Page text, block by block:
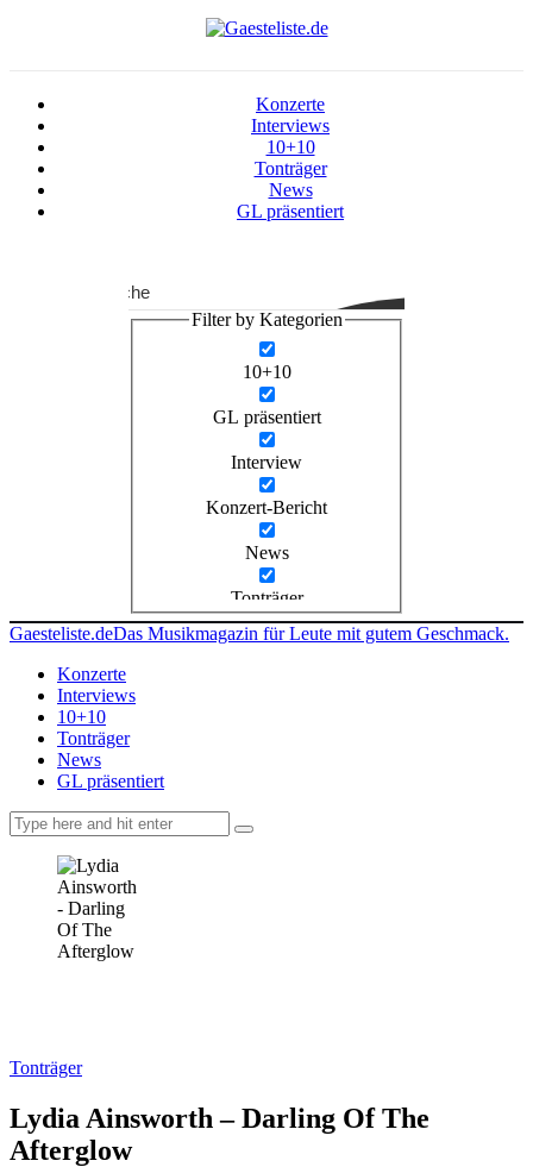
Konzerte
Interviews
10+10
Tonträger
News
GL präsentiert
Suche
Filter by Kategorien
10+10
GL präsentiert
Interview
Konzert-Bericht
News
Tonträger
Gaesteliste.deDas Musikmagazin für Leute mit gutem Geschmack.
Konzerte
Interviews
10+10
Tonträger
News
GL präsentiert
Tonträger
Lydia Ainsworth – Darling Of The
Afterglow